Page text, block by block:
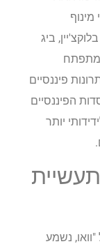
ביג
פיננסיים
הפיננסיים
יותר
נשמע